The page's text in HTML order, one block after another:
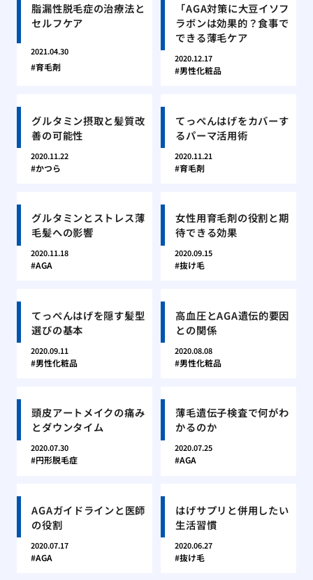
脂漏性脱毛症の治療法と
セルフケア
2021.04.30
育毛剤
「AGA対策に大豆イソフ
ラボンは効果的？食事で
できる薄毛ケア
2020.12.17
男性化粧品
グルタミン摂取と髪質改
善の可能性
2020.11.22
かつら
てっぺんはげをカバーす
るパーマ活用術
2020.11.21
育毛剤
グルタミンとストレス薄
毛髪への影響
2020.11.18
AGA
女性用育毛剤の役割と期
待できる効果
2020.09.15
抜け毛
てっぺんはげを隠す髪型
選びの基本
2020.09.11
男性化粧品
高血圧とAGA遺伝的要因
との関係
2020.08.08
男性化粧品
頭皮アートメイクの痛み
とダウンタイム
2020.07.30
円形脱毛症
薄毛遺伝子検査で何がわ
かるのか
2020.07.25
AGA
AGAガイドラインと医師
の役割
2020.07.17
AGA
はげサプリと併用したい
生活習慣
2020.06.27
抜け毛